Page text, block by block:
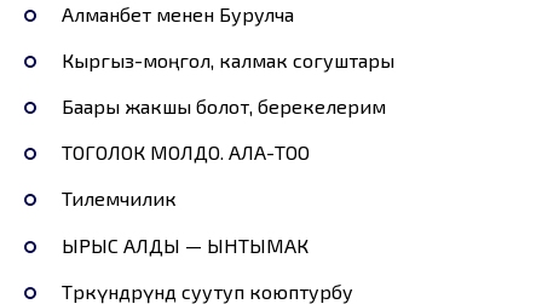
Алманбет менен Бурулча
Кыргыз-моңгол, калмак согуштары
Баары жакшы болот, берекелерим
ТОГОЛОК МОЛДО. АЛА-ТОО
Тилемчилик
ЫРЫС АЛДЫ — ЫНТЫМАК
Төркүндөрүндө суутуп коюптурбу